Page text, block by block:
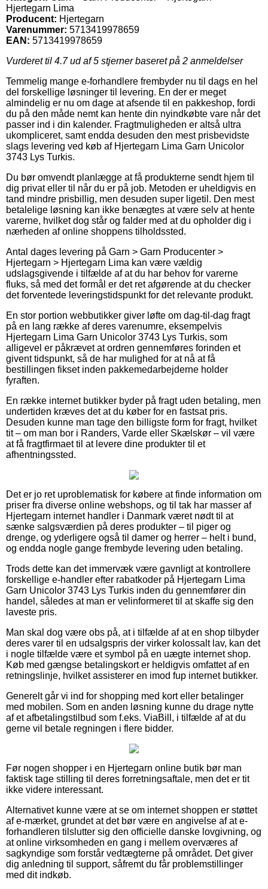
Hjertegarn Lima
Producent: Hjertegarn
Varenummer: 5713419978659
EAN: 5713419978659
Vurderet til 4.7ud af 5 stjerner baseret på 2 anmeldelser
Temmelig mange e-forhandlere frembyder nu til dags en hel
del forskellige løsninger til levering. En der er meget
almindelig er nu om dage at afsende til en pakkeshop, fordi
du på den måde nemt kan hente din nyindkøbte vare når det
passer ind i din kalender. Fragtmuligheden er altså ultra
ukompliceret, samt endda desuden den mest prisbevidste
slags levering ved køb af Hjertegarn Lima Garn Unicolor
3743 Lys Turkis.
Du bør omvendt planlægge at få produkterne sendt hjem til
dig privat eller til når du er på job. Metoden er uheldigvis en
tand mindre prisbillig, men desuden super ligetil. Den mest
betalelige løsning kan ikke benægtes at være selv at hente
varerne, hvilket dog står og falder med at du opholder dig i
nærheden af online shoppens tilholdssted.
Antal dages levering på Garn > Garn Producenter >
Hjertegarn > Hjertegarn Lima kan være vældig
udslagsgivende i tilfælde af at du har behov for varerne
fluks, så med det formål er det ret afgørende at du checker
det forventede leveringstidspunkt for det relevante produkt.
En stor portion webbutikker giver løfte om dag-til-dag fragt
på en lang række af deres varenumre, eksempelvis
Hjertegarn Lima Garn Unicolor 3743 Lys Turkis, som
alligevel er påkrævet at ordren gennemføres forinden et
givent tidspunkt, så de har mulighed for at nå at få
bestillingen fikset inden pakkemedarbejderne holder
fyraften.
En række internet butikker byder på fragt uden betaling, men
undertiden kræves det at du køber for en fastsat pris.
Desuden kunne man tage den billigste form for fragt, hvilket
tit – om man bor i Randers, Varde eller Skælskør – vil være
at få fragtfirmaet til at levere dine produkter til et
afhentningssted.
Det er jo ret uproblematisk for købere at finde information om
priser fra diverse online webshops, og til tak har masser af
Hjertegarn internet handler i Danmark været nødt til at
sænke salgsværdien på deres produkter – til piger og
drenge, og yderligere også til damer og herrer – helt i bund,
og endda nogle gange frembyde levering uden betaling.
Trods dette kan det immervæk være gavnligt at kontrollere
forskellige e-handler efter rabatkoder på Hjertegarn Lima
Garn Unicolor 3743 Lys Turkis inden du gennemfører din
handel, således at man er velinformeret til at skaffe sig den
laveste pris.
Man skal dog være obs på, at i tilfælde af at en shop tilbyder
deres varer til en udsalgspris der virker kolossalt lav, kan det
i nogle tilfælde være et symbol på en uægte internet shop.
Køb med gængse betalingskort er heldigvis omfattet af en
retningslinje, hvilket assisterer en imod fup internet butikker.
Generelt går vi ind for shopping med kort eller betalinger
med mobilen. Som en anden løsning kunne du drage nytte
af et afbetalingstilbud som f.eks. ViaBill, i tilfælde af at du
gerne vil betale regningen i flere bidder.
Før nogen shopper i en Hjertegarn online butik bør man
faktisk tage stilling til deres forretningsaftale, men det er tit
ikke videre interessant.
Alternativet kunne være at se om internet shoppen er støttet
af e-mærket, grundet at det bør være en angivelse af at e-
forhandleren tilslutter sig den officielle danske lovgivning, og
at online virksomheden en gang i mellem overværes af
sagkyndige som forstår vedtægterne på området. Det giver
dig anledning til support, såfremt du får problemstillinger
med dit indkøb.